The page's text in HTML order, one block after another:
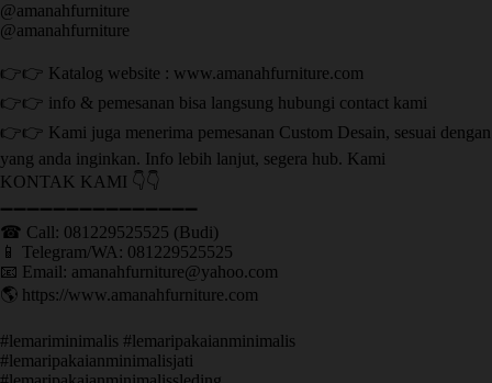
@amanahfurniture
@amanahfurniture
👉👉 Katalog website : www.amanahfurniture.com
👉👉 info & pemesanan bisa langsung hubungi contact kami
👉👉 Kami juga menerima pemesanan Custom Desain, sesuai dengan
yang anda inginkan. Info lebih lanjut, segera hub. Kami
KONTAK KAMI 👇👇
➖➖➖➖➖➖➖➖➖➖➖➖➖➖➖ ㅤ
☎ Call: 081229525525 (Budi)
📱 Telegram/WA: 081229525525
📧 Email: amanahfurniture@yahoo.com
🌎 https://www.amanahfurniture.com
#lemariminimalis #lemaripakaianminimalis
#lemaripakaianminimalisjati